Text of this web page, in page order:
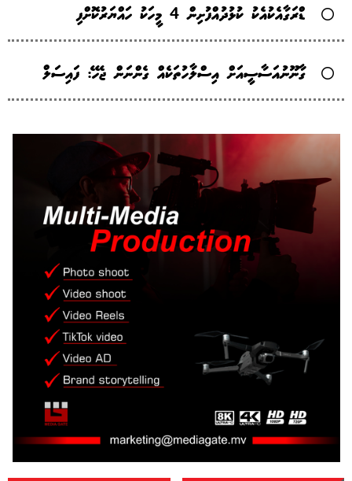
ޑްރަގާއެކުއެކު ކުޅުދުއްފުށިން 4 މީހަކު ހައްޔަރުކޮށްފި
ގާނޫނުއަސާސީއަށް އިސްލާހުތަކެއް ގެންނަން ޖެހޭ: ފައިސަލް